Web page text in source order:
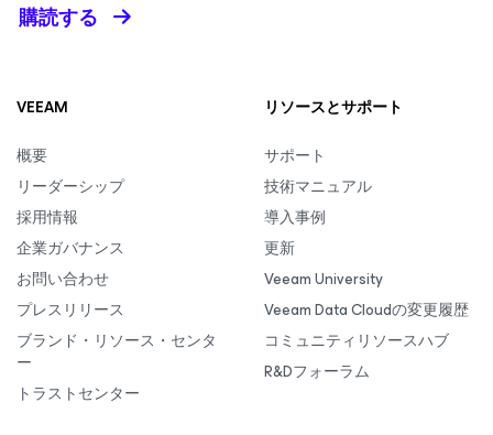
購読する
VEEAM
概要
リーダーシップ
採用情報
企業ガバナンス
お問い合わせ
プレスリリース
ブランド・リソース・センタ
ー
トラストセンター
リソースとサポート
サポート
技術マニュアル
導入事例
更新
Veeam University
Veeam Data Cloudの変更履歴
コミュニティリソースハブ
R&Dフォーラム